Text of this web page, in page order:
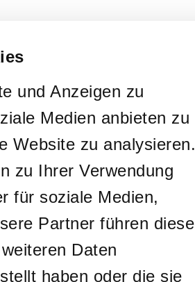
und Anzeigen zu
Medien anbieten zu
Website zu analysieren.
zu Ihrer Verwendung
für soziale Medien,
Partner führen diese
Daten
haben oder die sie